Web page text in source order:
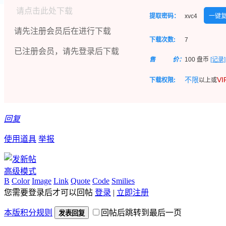
请点击此处下载
请先注册会员后在进行下载
已注册会员，请先登录后下载
提取密码： xvc4 一键
下载次数: 7
售 价： 100 盘币 [记录]
下载权限: 不限以上或
回复
使用道具 举报
高级模式
B Color Image Link Quote Code Smilies
您需要登录后才可以回帖 登录 | 立即注册
本版积分规则 发表回复 回帖后跳转到最后一页